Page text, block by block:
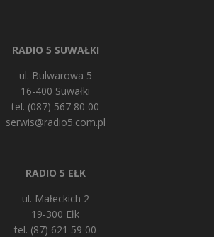
RADIO 5 SUWAŁKI
ul. Bulwarowa 5
16-400 Suwałki
tel. (087) 567 80 00
serwis@radio5.com.pl
RADIO 5 EŁK
ul. Małeckich 2
19-300 Ełk
tel. (87) 621 59 00